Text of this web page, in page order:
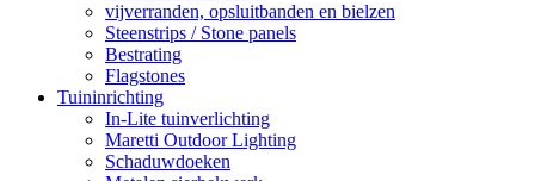
vijverranden, opsluitbanden en bielzen
Steenstrips / Stone panels
Bestrating
Flagstones
Tuininrichting
In-Lite tuinverlichting
Maretti Outdoor Lighting
Schaduwdoeken